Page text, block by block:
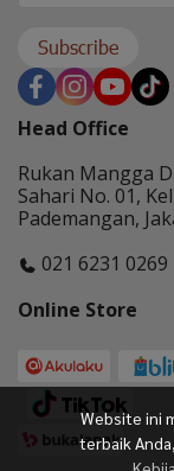
Website ini
terbaik
Subscribe
Head Office
Rukan Mangga
Sahari No. 01,
Pademangan,
021 6231 0269
Online Store